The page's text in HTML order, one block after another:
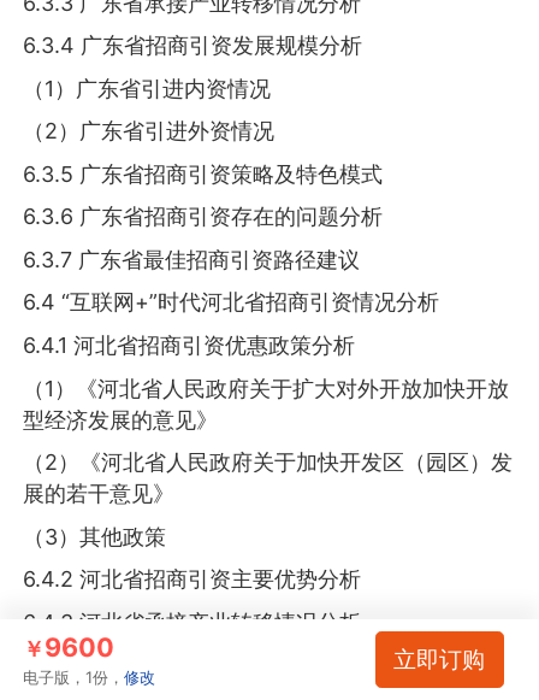
6.3.4 广东省招商引资发展规模分析
（1）广东省引进内资情况
（2）广东省引进外资情况
6.3.5 广东省招商引资策略及特色模式
6.3.6 广东省招商引资存在的问题分析
6.3.7 广东省最佳招商引资路径建议
6.4 “互联网+”时代河北省招商引资情况分析
6.4.1 河北省招商引资优惠政策分析
（1）《河北省人民政府关于扩大对外开放加快开放
型经济发展的意见》
（2）《河北省人民政府关于加快开发区（园区）发
展的若干意见》
（3）其他政策
6.4.2 河北省招商引资主要优势分析
6.4.3 河北省承接产业转移情况分析
6.4.4 河北省招商引资发展规模分析
￥9600
电子版，1份，修改
立即订购